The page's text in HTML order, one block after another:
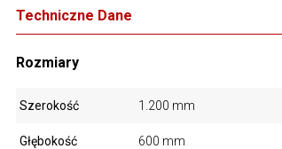
Techniczne Dane
Rozmiary
Szerokość 1.200 mm
Głębokość 600 mm